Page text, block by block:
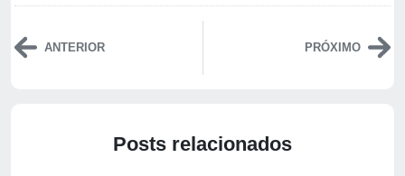
ANTERIOR PRÓXIMO
Posts relacionados